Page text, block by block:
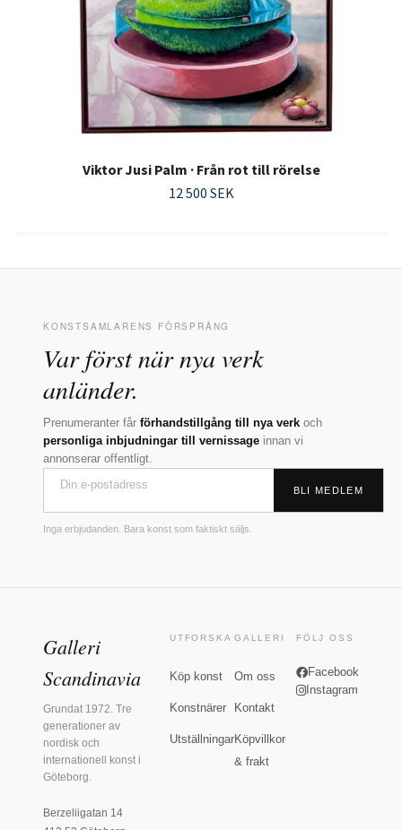
Viktor Jusi Palm · Från rot till rörelse
12 500 SEK
KONSTSAMLARENS FÖRSPRÅNG
Var först när nya verk
anländer.
Prenumeranter får förhandstillgång till nya verk och
personliga inbjudningar till vernissage innan vi
annonserar offentligt.
BLI MEDLEM
Inga erbjudanden. Bara konst som faktiskt säljs.
Galleri
Scandinavia
Grundat 1972. Tre
generationer av
nordisk och
internationell konst i
Göteborg.
Berzeliigatan 14
UTFORSKA
Köp konst
Konstnärer
Utställningar
GALLERI
Om oss
Kontakt
Köpvillkor
& frakt
FÖLJ OSS
Facebook
Instagram